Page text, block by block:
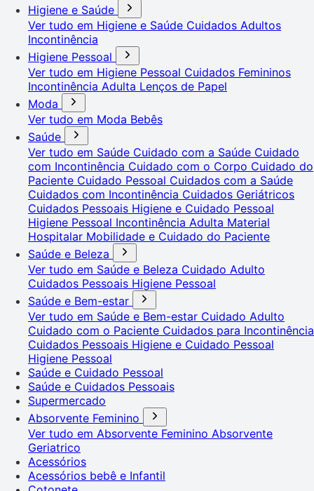
Higiene e Saúde
Ver tudo em Higiene e Saúde Cuidados Adultos
Incontinência
Higiene Pessoal
Ver tudo em Higiene Pessoal Cuidados Femininos
Incontinência Adulta Lenços de Papel
Moda
Ver tudo em Moda Bebês
Saúde
Ver tudo em Saúde Cuidado com a Saúde Cuidado
com Incontinência Cuidado com o Corpo Cuidado do
Paciente Cuidado Pessoal Cuidados com a Saúde
Cuidados com Incontinência Cuidados Geriátricos
Cuidados Pessoais Higiene e Cuidado Pessoal
Higiene Pessoal Incontinência Adulta Material
Hospitalar Mobilidade e Cuidado do Paciente
Saúde e Beleza
Ver tudo em Saúde e Beleza Cuidado Adulto
Cuidados Pessoais Higiene Pessoal
Saúde e Bem-estar
Ver tudo em Saúde e Bem-estar Cuidado Adulto
Cuidado com o Paciente Cuidados para Incontinência
Cuidados Pessoais Higiene e Cuidado Pessoal
Higiene Pessoal
Saúde e Cuidado Pessoal
Saúde e Cuidados Pessoais
Supermercado
Absorvente Feminino
Ver tudo em Absorvente Feminino Absorvente
Geriatrico
Acessórios
Acessórios bebê e Infantil